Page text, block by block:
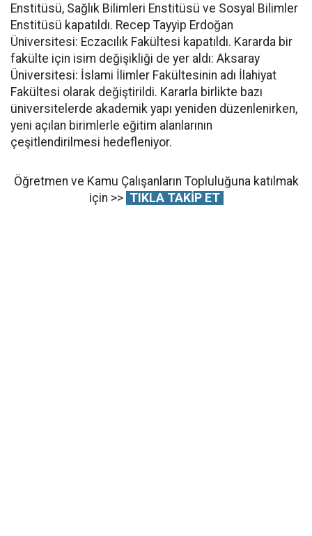
Enstitüsü, Sağlık Bilimleri Enstitüsü ve Sosyal Bilimler
Enstitüsü kapatıldı. Recep Tayyip Erdoğan
Üniversitesi: Eczacılık Fakültesi kapatıldı. Kararda bir
fakülte için isim değişikliği de yer aldı: Aksaray
Üniversitesi: İslami İlimler Fakültesinin adı İlahiyat
Fakültesi olarak değiştirildi. Kararla birlikte bazı
üniversitelerde akademik yapı yeniden düzenlenirken,
yeni açılan birimlerle eğitim alanlarının
çeşitlendirilmesi hedefleniyor.
Öğretmen ve Kamu Çalışanların Topluluğuna katılmak
için >> TIKLA TAKİP ET